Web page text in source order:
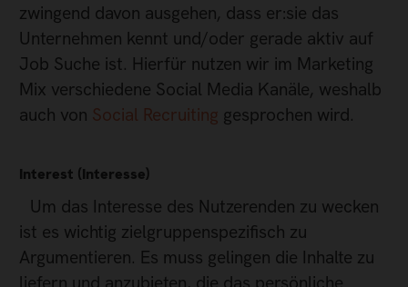
zwingend davon ausgehen, dass er:sie das
Unternehmen kennt und/oder gerade aktiv auf
Job Suche ist. Hierfür nutzen wir im Marketing
Mix verschiedene Social Media Kanäle, weshalb
auch von Social Recruiting gesprochen wird.
Interest (Interesse)
Um das Interesse des Nutzerenden zu wecken
ist es wichtig zielgruppenspezifisch zu
Argumentieren. Es muss gelingen die Inhalte zu